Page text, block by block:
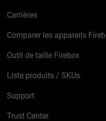
Carrières
Comparer les appareils
Outil de taille Firebox
Liste produits / SKUs
Support
Trust Center